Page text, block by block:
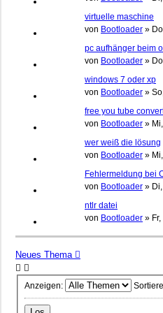
virtuelle maschine
von Bootloader »
pc aufhänger beim
von Bootloader »
windows 7 oder xp
von Bootloader »
free you tube
von Bootloader »
wer weiß die lösung
von Bootloader »
Fehlermeldung bei
von Bootloader »
ntlr datei
von Bootloader »
Neues Thema
Anzeigen: